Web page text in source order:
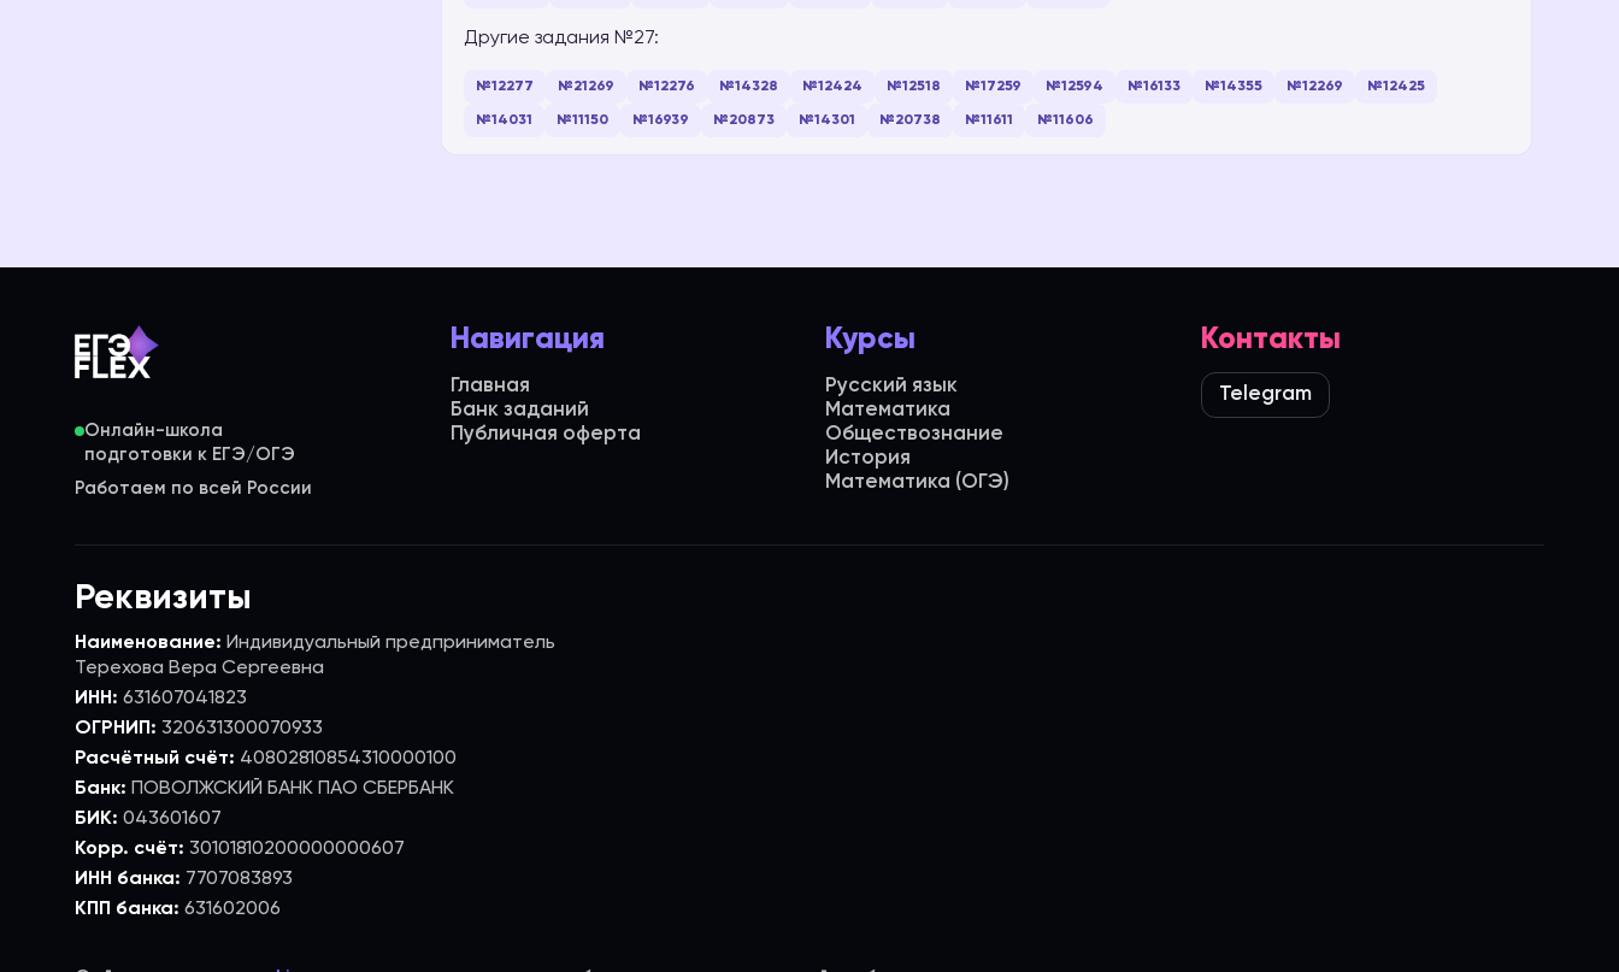
Другие задания №27:
№12277 №21269 №12276 №14328 №12424 №12518 №17259 №12594 №16133 №14355 №12269 №12425
№14031 №11150 №16939 №20873 №14301 №20738 №11611 №11606
Онлайн-школа
Работаем по всей России
Навигация
Главная
Банк заданий
Публичная оферта
Курсы
Русский язык
Математика
Обществознание
История
Математика (ОГЭ)
Контакты
Telegram
Реквизиты
Наименование: Индивидуальный предприниматель
Терехова Вера Сергеевна
ИНН: 631607041823
ОГРНИП: 320631300070933
Расчётный счёт: 40802810854310000100
Банк: ПОВОЛЖСКИЙ БАНК ПАО СБЕРБАНК
БИК: 043601607
Корр. счёт: 30101810200000000607
ИНН банка: 7707083893
КПП банка: 631602006